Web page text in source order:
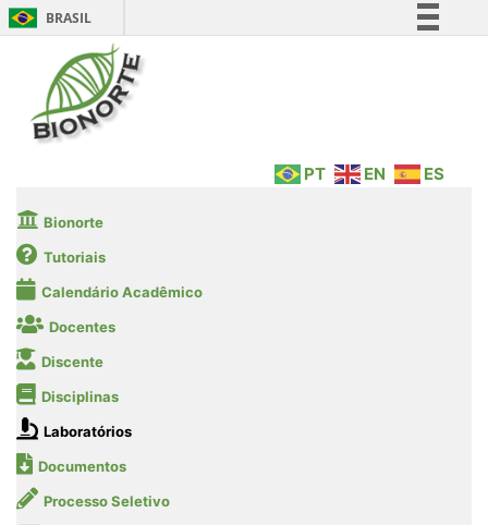
BRASIL
Legislação
PT EN ES
Bionorte
Tutoriais
Calendário Acadêmico
Docentes
Discente
Disciplinas
Laboratórios
Documentos
Processo Seletivo